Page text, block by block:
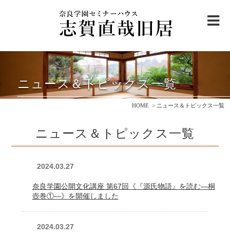
志賀直哉旧居について
ご利用案内・ アクセス
志賀直哉と奈良を巡る観光モデルコース
ニュース＆トピックス
寄付のお願い
ニュース＆トピックス一覧
HOME ニュース＆トピックス一覧
ニュース＆トピックス一覧
2024.03.27
奈良学園公開文化講座 第67回《『源氏物語』を読む―桐
壺巻①―》を開催しました
2024.03.27